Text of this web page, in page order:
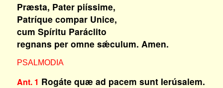
Præsta, Pater piíssime,
Patríque compar Unice,
cum Spíritu Paráclito
regnans per omne sǽculum. Amen.
PSALMODIA
Ant. 1 Rogáte quæ ad pacem sunt Ierúsalem.